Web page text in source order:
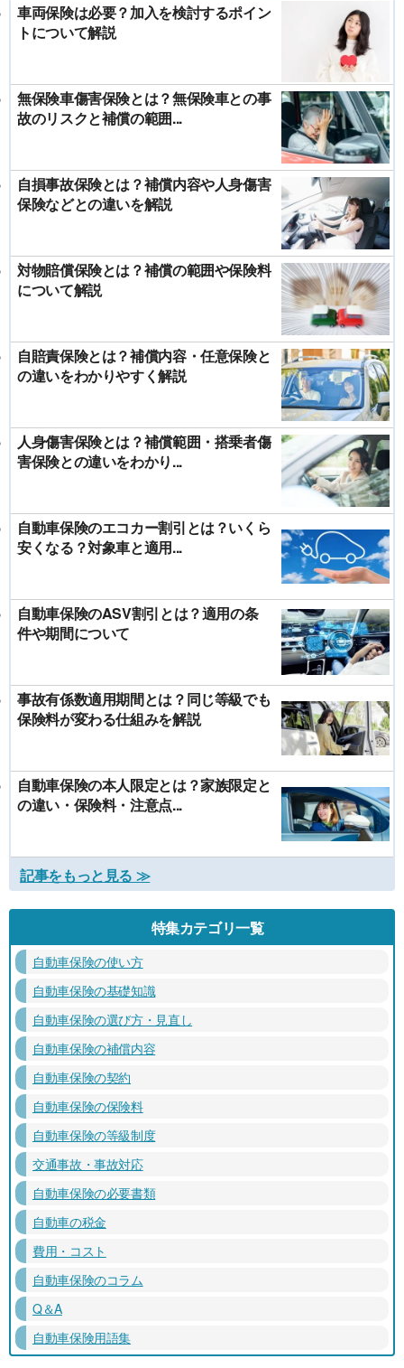
車両保険は必要？加入を検討するポイン
トについて解説
無保険車傷害保険とは？無保険車との事
故のリスクと補償の範囲...
自損事故保険とは？補償内容や人身傷害
保険などとの違いを解説
対物賠償保険とは？補償の範囲や保険料
について解説
自賠責保険とは？補償内容・任意保険と
の違いをわかりやすく解説
人身傷害保険とは？補償範囲・搭乗者傷
害保険との違いをわかり...
自動車保険のエコカー割引とは？いくら
安くなる？対象車と適用...
自動車保険のASV割引とは？適用の条
件や期間について
事故有係数適用期間とは？同じ等級でも
保険料が変わる仕組みを解説
自動車保険の本人限定とは？家族限定と
の違い・保険料・注意点...
記事をもっと見る ≫
特集カテゴリ一覧
自動車保険の使い方
自動車保険の基礎知識
自動車保険の選び方・見直し
自動車保険の補償内容
自動車保険の契約
自動車保険の保険料
自動車保険の等級制度
交通事故・事故対応
自動車保険の必要書類
自動車の税金
費用・コスト
自動車保険のコラム
Q＆A
自動車保険用語集